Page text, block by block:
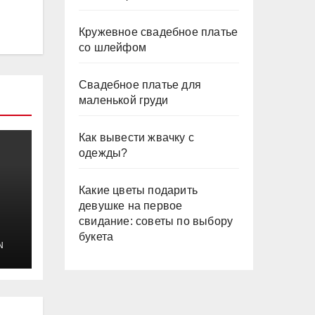
Кружевное свадебное платье
со шлейфом
Свадебное платье для
маленькой груди
Как вывести жвачку с
одежды?
Какие цветы подарить
девушке на первое
свидание: советы по выбору
букета